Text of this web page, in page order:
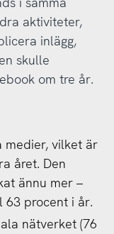
aktiviteter,
inlägg,
skulle
om tre år.
medier, vilket är
året. Den
ännu mer –
procent i år.
nätverket (76